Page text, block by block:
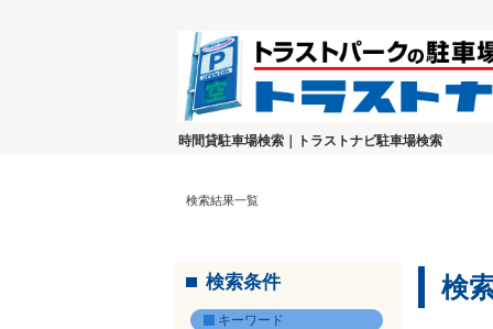
時間貸駐車場検索｜トラストナビ駐車場検索
検索結果一覧
検索条件
キーワード
検